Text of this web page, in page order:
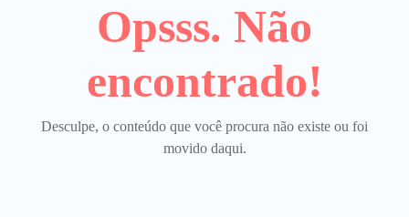
Opsss. Não
encontrado!
Desculpe, o conteúdo que você procura não existe ou foi
movido daqui.